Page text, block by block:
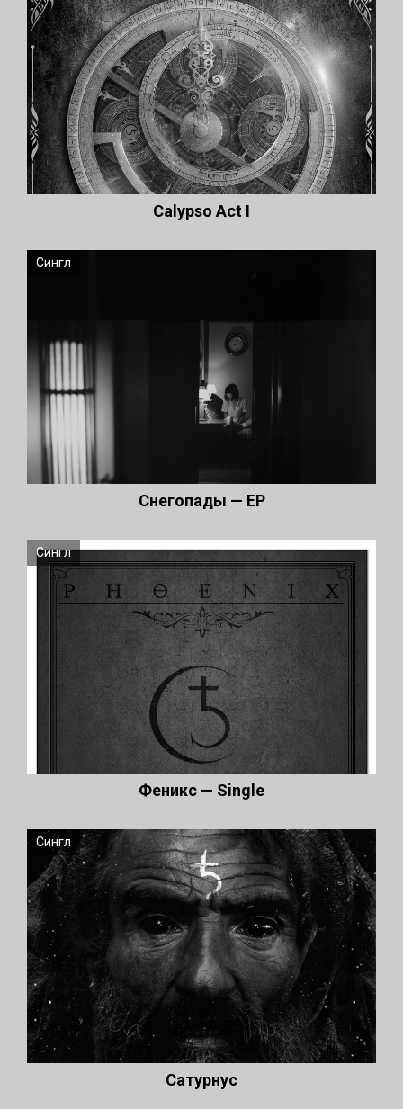
Сalypso Act I
Сингл
Снегопады — EP
Сингл
Феникс — Single
Сингл
Сатурнус